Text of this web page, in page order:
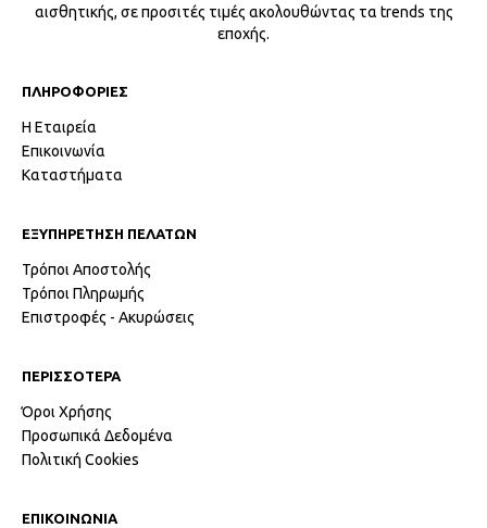
αισθητικής, σε προσιτές τιμές ακολουθώντας τα trends της
εποχής.
ΠΛΗΡΟΦΟΡΙΕΣ
Η Εταιρεία
Επικοινωνία
Καταστήματα
ΕΞΥΠΗΡΕΤΗΣΗ ΠΕΛΑΤΩΝ
Τρόποι Αποστολής
Τρόποι Πληρωμής
Επιστροφές - Ακυρώσεις
ΠΕΡΙΣΣΟΤΕΡΑ
Όροι Χρήσης
Προσωπικά Δεδομένα
Πολιτική Cookies
ΕΠΙΚΟΙΝΩΝΙΑ